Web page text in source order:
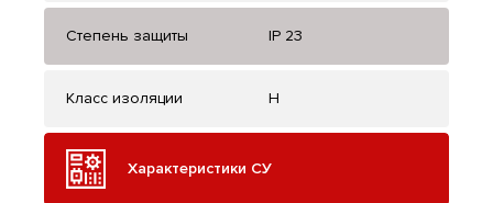
Степень защиты IP 23
Класс изоляции H
Характеристики СУ